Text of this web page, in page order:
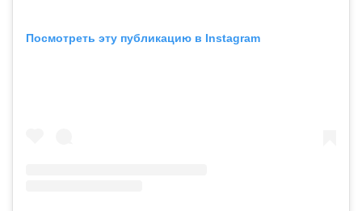
Посмотреть эту публикацию в Instagram